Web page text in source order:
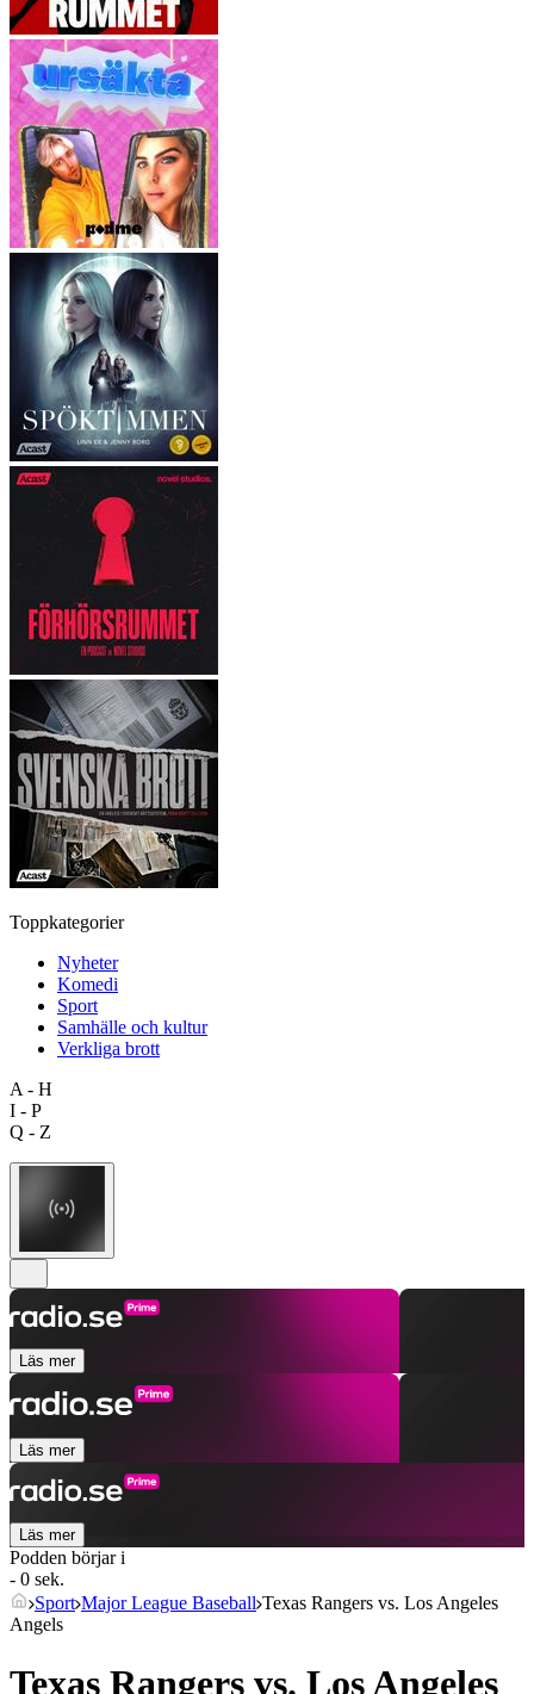
Toppkategorier
Nyheter
Komedi
Sport
Samhälle och kultur
Verkliga brott
A - H
I - P
Q - Z
Läs mer
Läs mer
Läs mer
Podden börjar i
- 0 sek.
Sport Major League Baseball Texas Rangers vs. Los Angeles
Angels
Texas Rangers vs. Los Angeles